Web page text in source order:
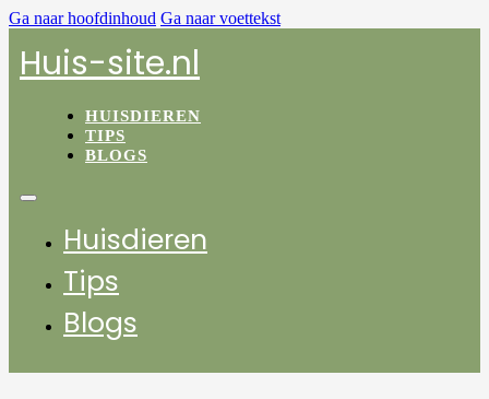
Ga naar hoofdinhoud Ga naar voettekst
Huis-site.nl
HUISDIEREN
TIPS
BLOGS
Huisdieren
Tips
Blogs